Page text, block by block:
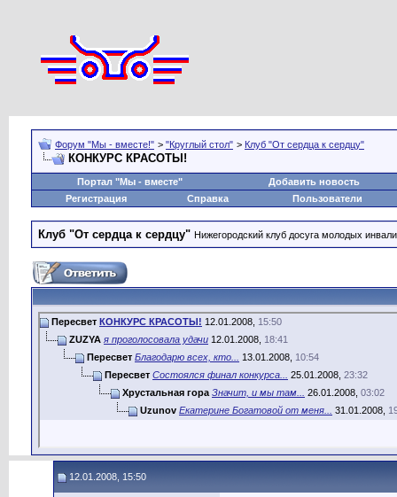
Форум "Мы - вместе!" > "Круглый стол" > Клуб "От сердца к сердцу"
КОНКУРС КРАСОТЫ!
Портал "Мы - вместе"
Добавить новость
Регистрация
Справка Пользователи
Клуб "От сердца к сердцу" Нижегородский клуб досуга молодых
Пересвет КОНКУРС КРАСОТЫ! 12.01.2008, 15:50
ZUZYA я проголосовала удачи 12.01.2008, 18:41
Пересвет Благодарю всех, кто... 13.01.2008, 10:54
Пересвет Состоялся финал конкурса... 25.01.2008, 23:32
Хрустальная гора Значит, и мы там... 26.01.2008, 03:02
Uzunov Екатерине Богатовой от меня... 31.01.2008,
12.01.2008, 15:50